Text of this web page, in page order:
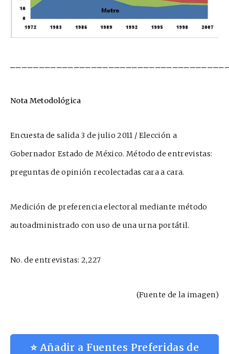
Nota Metodológica
Encuesta de salida 3 de julio 2011 / Elección a
Gobernador Estado de México. Método de entrevistas:
preguntas de opinión recolectadas cara a cara.
Medición de preferencia electoral mediante método
autoadministrado con uso de una urna portátil.
No. de entrevistas: 2,227
(Fuente de la imagen)
⭐ Añadir a Fuentes Preferidas de